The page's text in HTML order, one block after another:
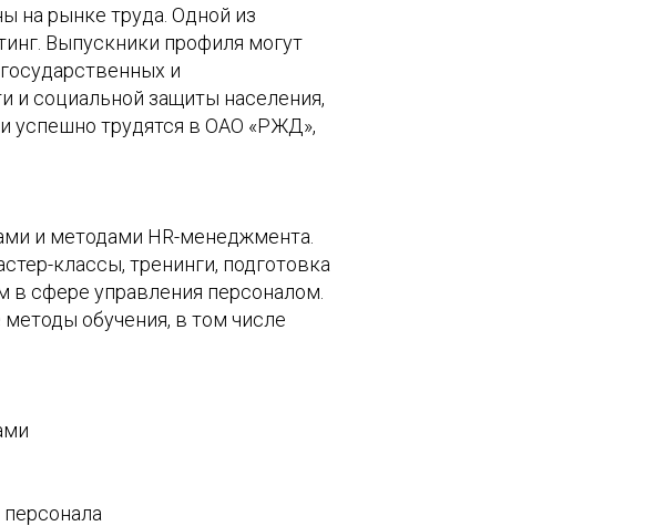
на рынке труда. Одной из
Выпускники профиля могут
и
и социальной защиты населения,
успешно трудятся в ОАО «РЖД»,
и методами HR-менеджмента.
классы, тренинги, подготовка
в сфере управления персоналом.
обучения, в том числе